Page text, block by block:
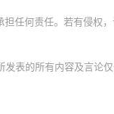
表的所有内容及言论